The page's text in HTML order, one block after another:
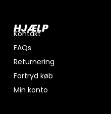
HJÆLP
Kontakt
FAQs
Returnering
Fortryd køb
Min konto